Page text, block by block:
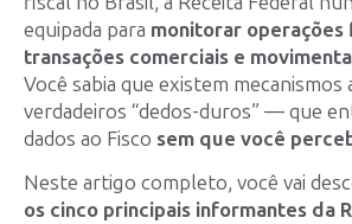
equipada para monitorar operações
transações comerciais e
Você sabia que existem
verdadeiros “dedos-duros” — que
dados ao Fisco sem que você
Neste artigo completo, você vai
os cinco principais informantes da